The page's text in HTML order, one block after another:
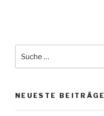
nach:
NEUESTE BEITRÄGE